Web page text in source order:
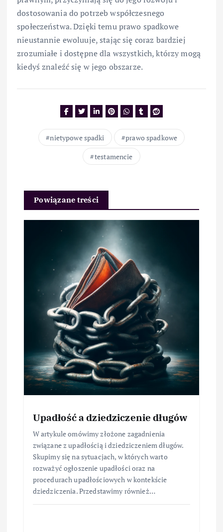
dostosowania do potrzeb współczesnego
społeczeństwa. Dzięki temu prawo spadkowe
nieustannie ewoluuje, stając się coraz bardziej
zrozumiałe i dostępne dla wszystkich, którzy mogą
kiedyś znaleźć się w jego obszarze.
nietypowe spadki
prawo spadkowe
testamencie
Powiązane treści
Upadłość a dziedziczenie długów
W artykule omówimy złożone zagadnienia
związane z upadłością i dziedziczeniem długów.
Skupimy się na sytuacjach, w których warto
rozważyć ogłoszenie upadłości oraz na
procedurach upadłościowych w kontekście
dziedziczenia. Przedstawimy również…